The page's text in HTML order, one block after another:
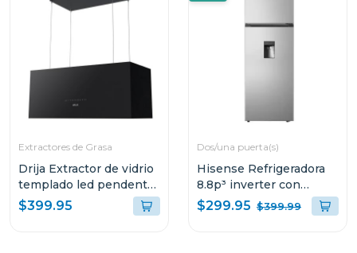
Extractores de Grasa
Drija Extractor de vidrio
templado led pendente
90
$399.95
Dos/una puerta(s)
Hisense Refrigeradora
8.8p³ inverter con
dispensador de agua
rt1n250
$299.95 $399.99